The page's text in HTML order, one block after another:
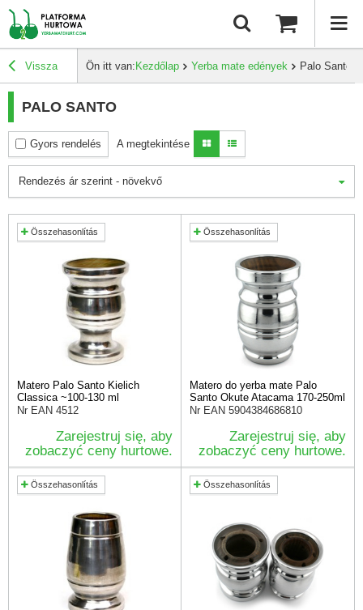
Vissza Ön itt van: Kezdőlap Yerba mate edények Palo Santo
PALO SANTO
Gyors rendelés A megtekintése
Rendezés ár szerint - növekvő
Összehasonlítás
Matero Palo Santo Kielich
Classica ~100-130 ml
Nr EAN 4512
Zarejestruj się, aby
zobaczyć ceny hurtowe.
Összehasonlítás
Matero do yerba mate Palo
Santo Okute Atacama 170-250ml
Nr EAN 5904384686810
Zarejestruj się, aby
zobaczyć ceny hurtowe.
Összehasonlítás Összehasonlítás